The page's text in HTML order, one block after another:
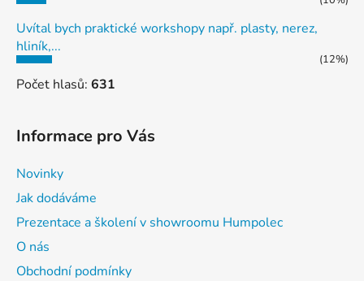
Uvítal bych praktické workshopy např. plasty, nerez,
hliník,...
(12%)
Počet hlasů: 631
Informace pro Vás
Novinky
Jak dodáváme
Prezentace a školení v showroomu Humpolec
O nás
Obchodní podmínky